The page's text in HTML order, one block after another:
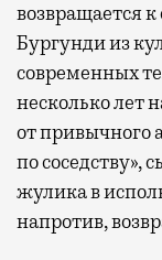
могут
не только в
1000
возвращается
Бургунди из
современных
несколько лет
от привычного
по соседству»,
жулика в
напротив,